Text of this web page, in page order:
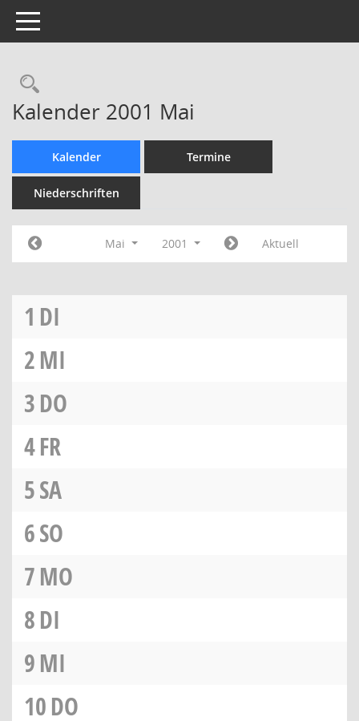
Toggle navigation
Rechercheauswahl
Kalender 2001 Mai
Kalender Termine
Niederschriften
Mai 2001 Aktuell
1 DI
2MI
3DO
4FR
5SA
6SO
7MO
8DI
9MI
10DO